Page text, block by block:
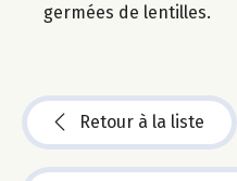
germées de lentilles.
Retour à la liste